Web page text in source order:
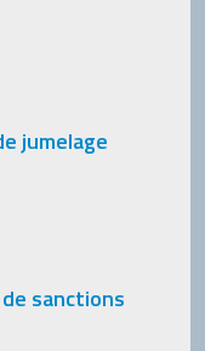
jumelage
sanctions